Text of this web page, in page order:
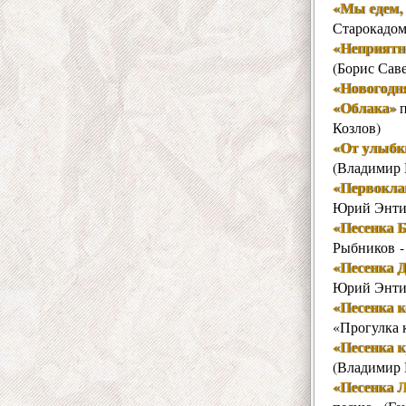
«Мы едем,
(Борис
«Облака»
Козлов)
«От
(Владимир
Юрий
«Песенка
Рыбников
«Песенка
Юрий
«Песенка
«Прогулка
«Песенка
(Владимир
«Песенка